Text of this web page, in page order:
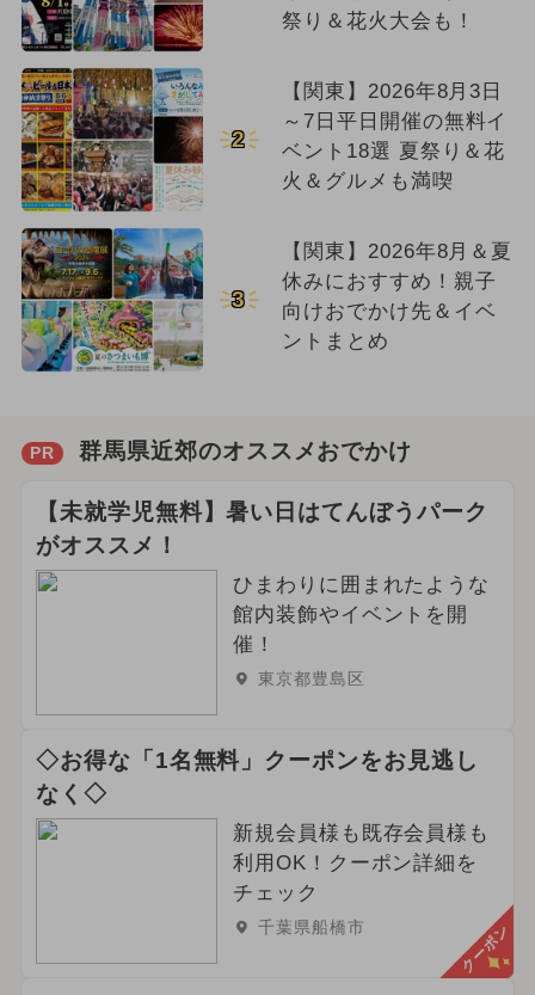
祭り＆花火大会も！
2
【関東】2026年8月3日
～7日平日開催の無料イ
ベント18選 夏祭り＆花
火＆グルメも満喫
3
【関東】2026年8月＆夏
休みにおすすめ！親子
向けおでかけ先＆イベ
ントまとめ
PR 群馬県近郊のオススメおでかけ
【未就学児無料】暑い日はてんぼうパーク
がオススメ！
ひまわりに囲まれたような
館内装飾やイベントを開
催！
東京都豊島区
◇お得な「1名無料」クーポンをお見逃し
なく◇
新規会員様も既存会員様も
利用OK！クーポン詳細を
チェック
千葉県船橋市 クーポン